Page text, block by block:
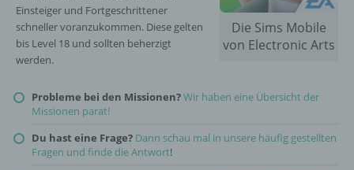
Die Sims Mobile
von Electronic Arts
Einsteiger und Fortgeschrittener
schneller voranzukommen. Diese gelten
bis Level 18 und sollten beherzigt
werden.
Probleme bei den Missionen?Wir haben eine Übersicht der
Missionen parat!
Du hast eine Frage? Dann schau mal in unsere häufig gestellten
Fragen und finde die Antwort!